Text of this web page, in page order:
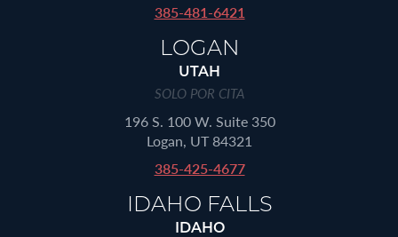
385-481-6421
LOGAN
UTAH
SOLO POR CITA
196 S. 100 W. Suite 350
Logan, UT 84321
385-425-4677
IDAHO FALLS
IDAHO